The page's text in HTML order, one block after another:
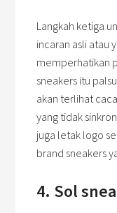
Langkah ketiga
incaran asli atau
memperhatikan
sneakers itu
akan terlihat
yang tidak
juga letak logo
brand sneakers
4. Sol